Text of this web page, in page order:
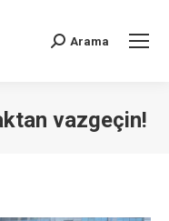
Arama
vazgeçin!